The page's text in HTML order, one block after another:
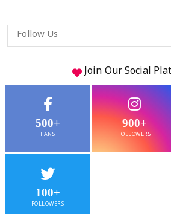
Follow Us
Join Our Social
500+
FANS
900+
FOLLOWERS
100+
FOLLOWERS